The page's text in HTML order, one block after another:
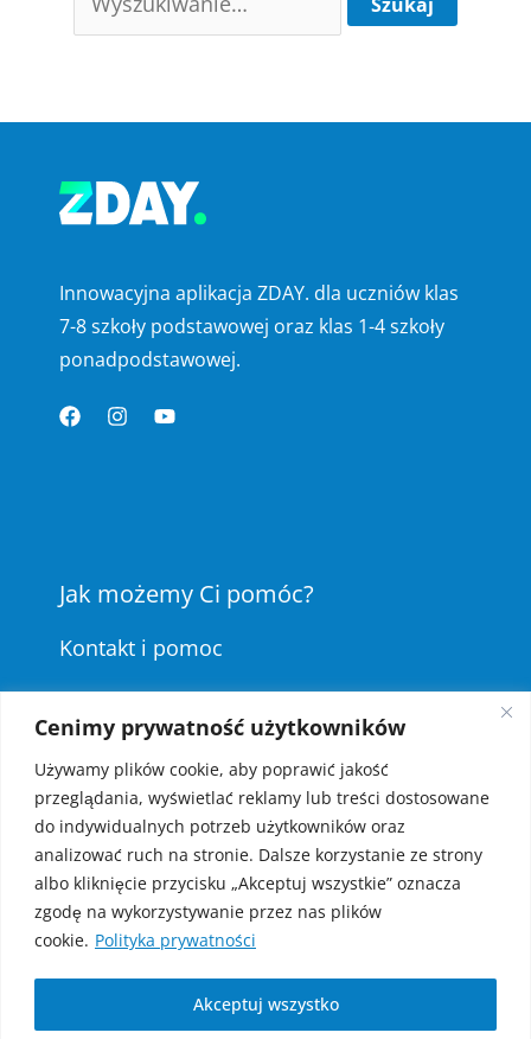
Cenimy prywatność użytkowników
Używamy plików cookie, aby poprawić jakość
przeglądania, wyświetlać reklamy lub treści dostosowane
do indywidualnych potrzeb użytkowników oraz
analizować ruch na stronie. Dalsze korzystanie ze strony
albo kliknięcie przycisku „Akceptuj wszystkie” oznacza
zgodę na wykorzystywanie przez nas plików
cookie. Polityka prywatności
Akceptuj wszystko
Innowacyjna aplikacja ZDAY. dla uczniów klas
7-8 szkoły podstawowej oraz klas 1-4 szkoły
ponadpodstawowej.
Jak możemy Ci pomóc?
Kontakt i pomoc
Polityka prywatności
Program partnerski
2026 Zday.pl © All rights Reserved
Powered by Platforma Edukacyjna ZDAY